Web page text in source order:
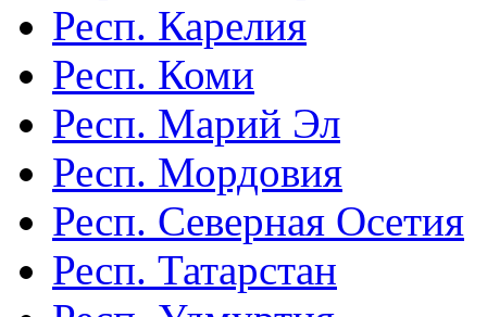
Респ. Карелия
Респ. Коми
Респ. Марий Эл
Респ. Мордовия
Респ. Северная Осетия
Респ. Татарстан